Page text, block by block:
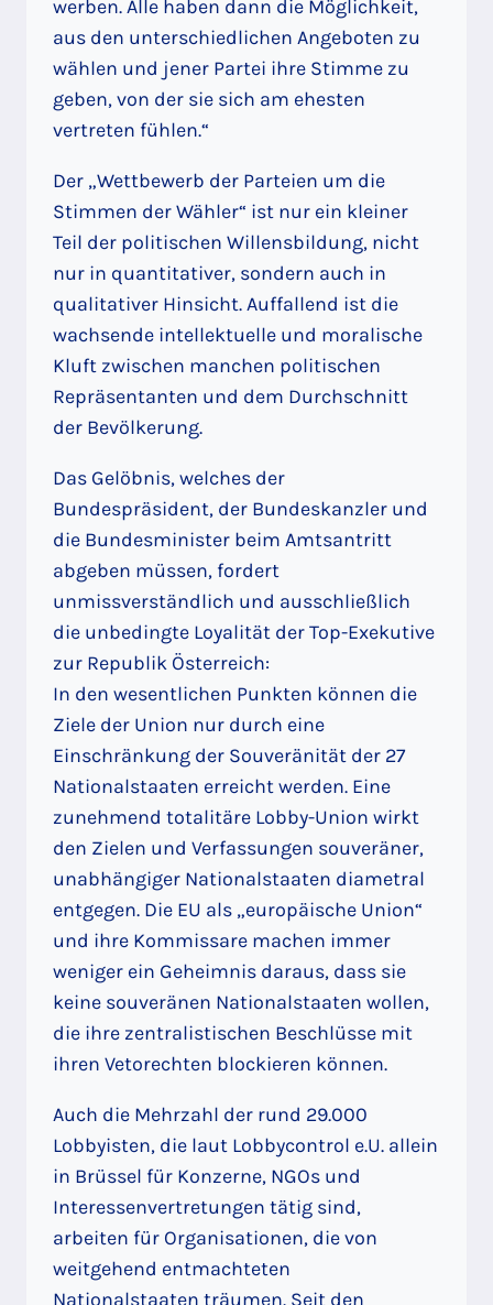
werben. Alle haben dann die Möglichkeit,
aus den unterschiedlichen Angeboten zu
wählen und jener Partei ihre Stimme zu
geben, von der sie sich am ehesten
vertreten fühlen.“
Der „Wettbewerb der Parteien um die
Stimmen der Wähler“ ist nur ein kleiner
Teil der politischen Willensbildung, nicht
nur in quantitativer, sondern auch in
qualitativer Hinsicht. Auffallend ist die
wachsende intellektuelle und moralische
Kluft zwischen manchen politischen
Repräsentanten und dem Durchschnitt
der Bevölkerung.
Das Gelöbnis, welches der
Bundespräsident, der Bundeskanzler und
die Bundesminister beim Amtsantritt
abgeben müssen, fordert
unmissverständlich und ausschließlich
die unbedingte Loyalität der Top-Exekutive
zur Republik Österreich:
In den wesentlichen Punkten können die
Ziele der Union nur durch eine
Einschränkung der Souveränität der 27
Nationalstaaten erreicht werden. Eine
zunehmend totalitäre Lobby-Union wirkt
den Zielen und Verfassungen souveräner,
unabhängiger Nationalstaaten diametral
entgegen. Die EU als „europäische Union“
und ihre Kommissare machen immer
weniger ein Geheimnis daraus, dass sie
keine souveränen Nationalstaaten wollen,
die ihre zentralistischen Beschlüsse mit
ihren Vetorechten blockieren können.
Auch die Mehrzahl der rund 29.000
Lobbyisten, die laut Lobbycontrol e.U. allein
in Brüssel für Konzerne, NGOs und
Interessenvertretungen tätig sind,
arbeiten für Organisationen, die von
weitgehend entmachteten
Nationalstaaten träumen. Seit den